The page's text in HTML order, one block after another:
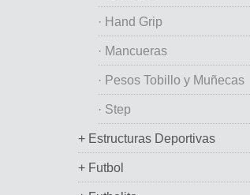
· Hand Grip
· Mancueras
· Pesos Tobillo y Muñecas
· Step
+ Estructuras Deportivas
+ Futbol